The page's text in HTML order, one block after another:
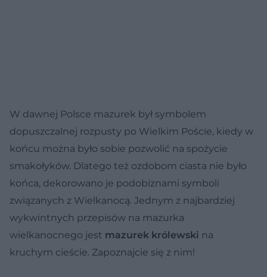
W dawnej Polsce mazurek był symbolem
dopuszczalnej rozpusty po Wielkim Poście, kiedy w
końcu można było sobie pozwolić na spożycie
smakołyków. Dlatego też ozdobom ciasta nie było
końca, dekorowano je podobiznami symboli
związanych z Wielkanocą. Jednym z najbardziej
wykwintnych przepisów na mazurka
wielkanocnego jest mazurek królewski na
kruchym cieście. Zapoznajcie się z nim!